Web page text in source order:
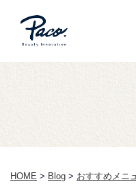
HOME > Blog > おすすめメニ